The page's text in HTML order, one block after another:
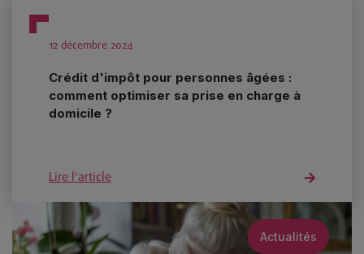
12 décembre 2024
Crédit d'impôt pour personnes âgées :
comment optimiser sa prise en charge à
domicile ?
Lire l'article
Actualités